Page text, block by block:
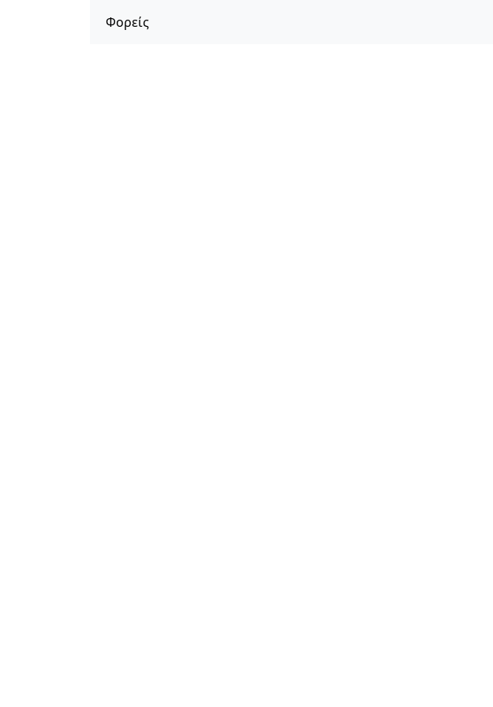
Φορείς